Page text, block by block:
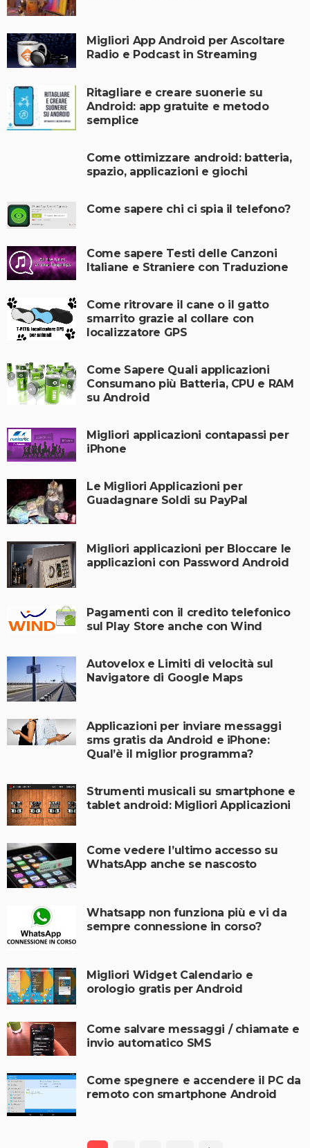
Migliori App Android per Ascoltare
Radio e Podcast in Streaming
Ritagliare e creare suonerie su
Android: app gratuite e metodo
semplice
Come ottimizzare android: batteria,
spazio, applicazioni e giochi
Come sapere chi ci spia il telefono?
Come sapere Testi delle Canzoni
Italiane e Straniere con Traduzione
Come ritrovare il cane o il gatto
smarrito grazie al collare con
localizzatore GPS
Come Sapere Quali applicazioni
Consumano più Batteria, CPU e RAM
su Android
Migliori applicazioni contapassi per
iPhone
Le Migliori Applicazioni per
Guadagnare Soldi su PayPal
Migliori applicazioni per Bloccare le
applicazioni con Password Android
Pagamenti con il credito telefonico
sul Play Store anche con Wind
Autovelox e Limiti di velocità sul
Navigatore di Google Maps
Applicazioni per inviare messaggi
sms gratis da Android e iPhone:
Qual’è il miglior programma?
Strumenti musicali su smartphone e
tablet android: Migliori Applicazioni
Come vedere l’ultimo accesso su
WhatsApp anche se nascosto
Whatsapp non funziona più e vi da
sempre connessione in corso?
Migliori Widget Calendario e
orologio gratis per Android
Come salvare messaggi / chiamate e
invio automatico SMS
Come spegnere e accendere il PC da
remoto con smartphone Android